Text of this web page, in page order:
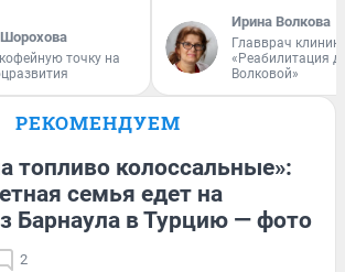
точку на
Ирина Волкова
Главврач
«Реабилитация
Волковой»
РЕКОМЕНДУЕМ
топливо колоссальные»:
семья едет на
Барнаула в Турцию — фото
2